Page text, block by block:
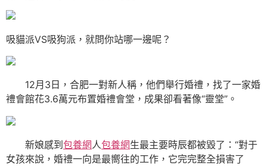
吸貓派VS吸狗派，就問你站哪一邊呢？
12月3日，合肥一對新人稱，他們舉行婚禮，找了一家婚
禮會館花3.6萬元布置婚禮會堂，成果卻看著像“靈堂”。
新娘感到 包養網人包養網生最主要時辰都被毀了：“對于
女孩來說，婚禮一向是最嚮往的工作，它完完整全損害了